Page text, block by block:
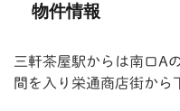
物件情報
三軒茶屋駅からは南口A
間を入り栄通商店街から